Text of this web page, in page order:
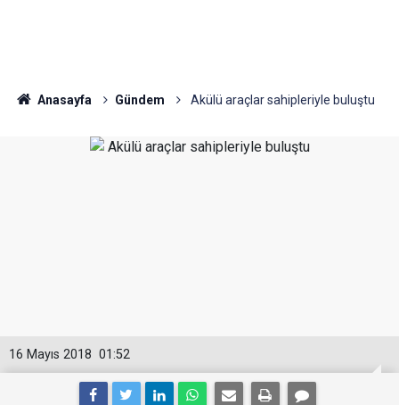
Anasayfa Gündem Akülü araçlar sahipleriyle buluştu
01:52
16 Mayıs 2018